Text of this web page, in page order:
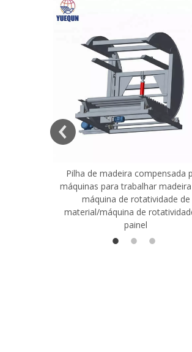
Pilha de madeira compensada
máquinas para trabalhar
máquina de rotatividade de
material/máquina de
painel